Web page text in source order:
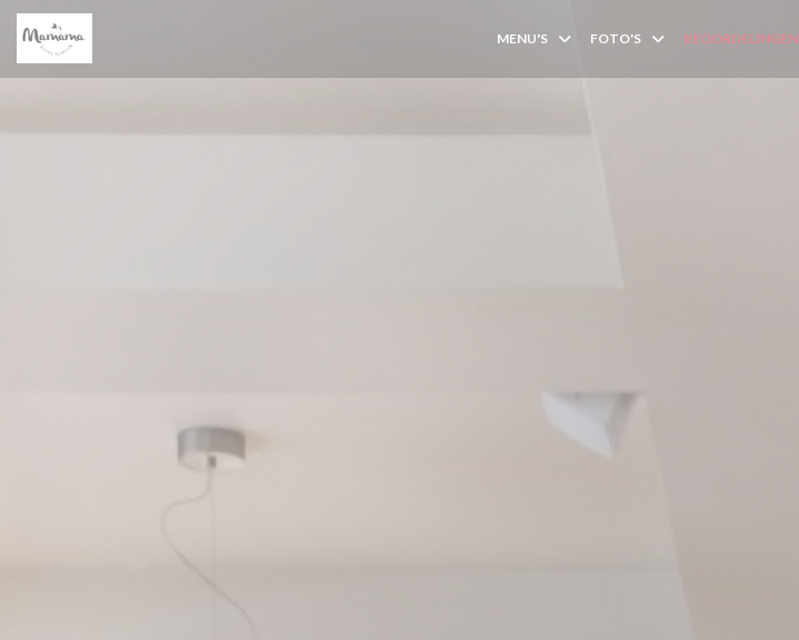
Cookies beheer paneel
MENU'S FOTO'S BEOORDELINGEN